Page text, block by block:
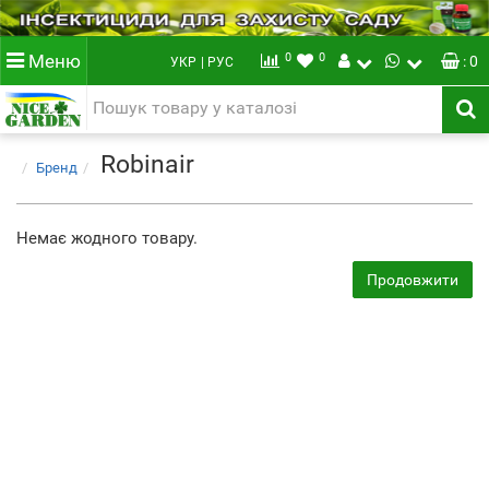
Меню УКР | РУС 0 0 : 0
Бренд Robinair
Немає жодного товару.
Продовжити